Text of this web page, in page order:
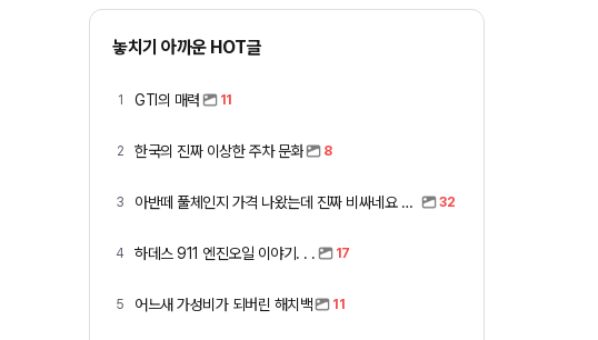
놓치기 아까운 HOT글
1 GTI의 매력 11
2 한국의 진짜 이상한 주차 문화 8
3 아반떼 풀체인지 가격 나왔는데 진짜 비싸네요 ㅎㅎ 32
4 하데스 911 엔진오일 이야기. . . 17
5 어느새 가성비가 되버린 해치백 11